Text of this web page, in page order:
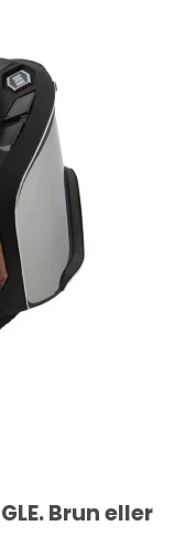
Brun eller